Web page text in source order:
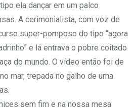
ela dançar em um palco
A cerimonialista, com voz de
super-pomposo do tipo “agora
e lá entrava o pobre coitado
do mundo. O vídeo então foi de
mar, trepada no galho de uma
sem fim e na nossa mesa